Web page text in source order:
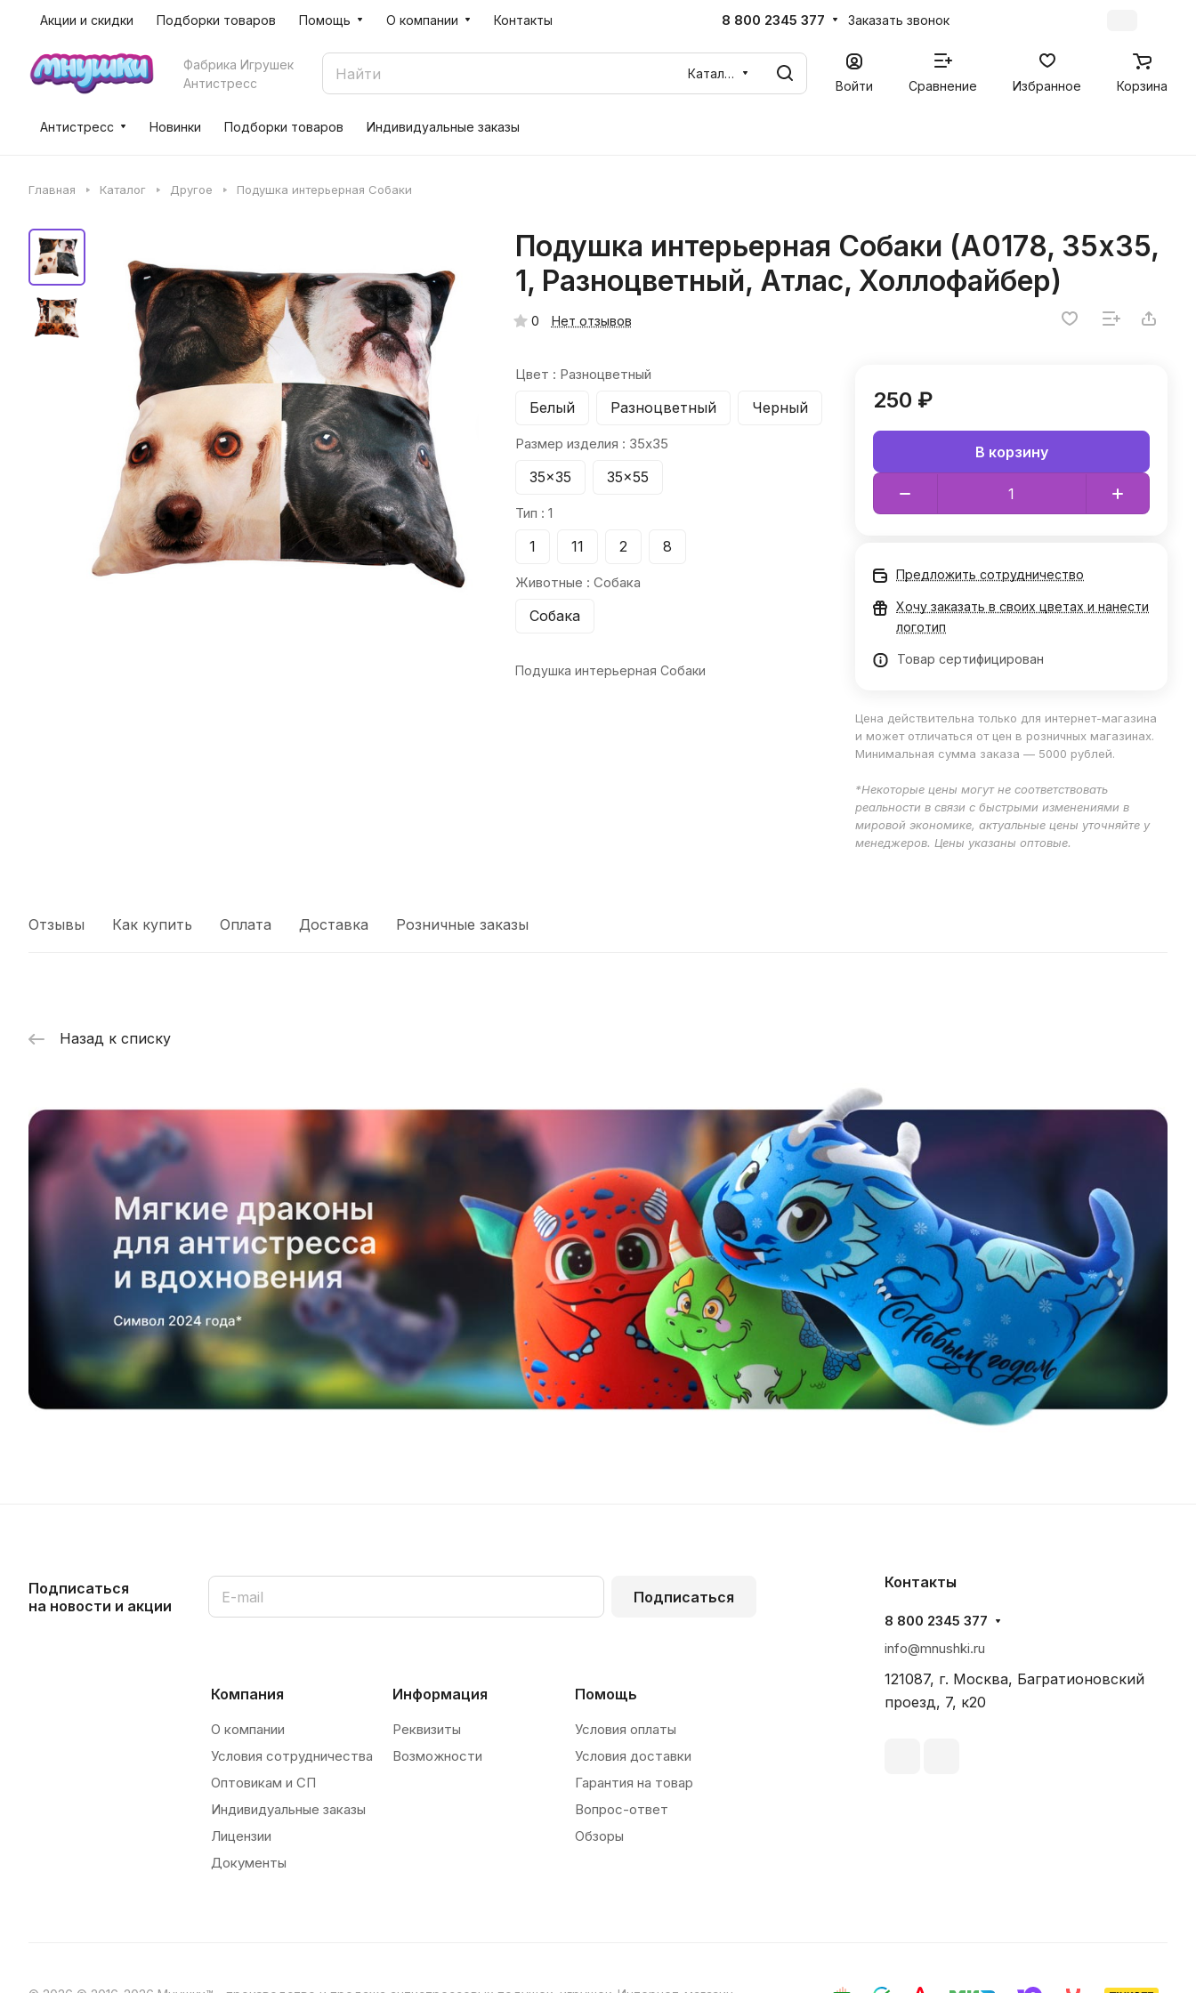
Акции и скидки Подборки товаров Помощь О компании Контакты 8 800 2345 377 Заказать звонок
Фабрика Игрушек
Антистресс
Каталог
Войти
Сравнение Избранное Корзина
Антистресс Новинки Подборки товаров Индивидуальные заказы
Главная Каталог Другое Подушка интерьерная Собаки
Подушка интерьерная Собаки (A0178, 35х35,
1, Разноцветный, Атлас, Холлофайбер)
0 Нет отзывов
Цвет : Разноцветный
Белый Разноцветный Черный
Размер изделия : 35x35
35x35 35x55
Тип : 1
1 11 2 8
Животные : Собака
Собака
Подушка интерьерная Собаки
250 ₽
В корзину
Предложить сотрудничество
Хочу заказать в своих цветах и нанести
логотип
Товар сертифицирован
Цена действительна только для интернет-магазина
и может отличаться от цен в розничных магазинах.
Минимальная сумма заказа — 5000 рублей.
*Некоторые цены могут не соответствовать
реальности в связи с быстрыми изменениями в
мировой экономике, актуальные цены уточняйте у
менеджеров. Цены указаны оптовые.
Отзывы Как купить Оплата Доставка Розничные заказы
Назад к списку
Подписаться
на новости и акции
Подписаться
Компания
О компании
Условия сотрудничества
Оптовикам и СП
Индивидуальные заказы
Лицензии
Документы
Информация
Реквизиты
Возможности
Помощь
Условия оплаты
Условия доставки
Гарантия на товар
Вопрос-ответ
Обзоры
Контакты
8 800 2345 377
info@mnushki.ru
121087, г. Москва, Багратионовский
проезд, 7, к20